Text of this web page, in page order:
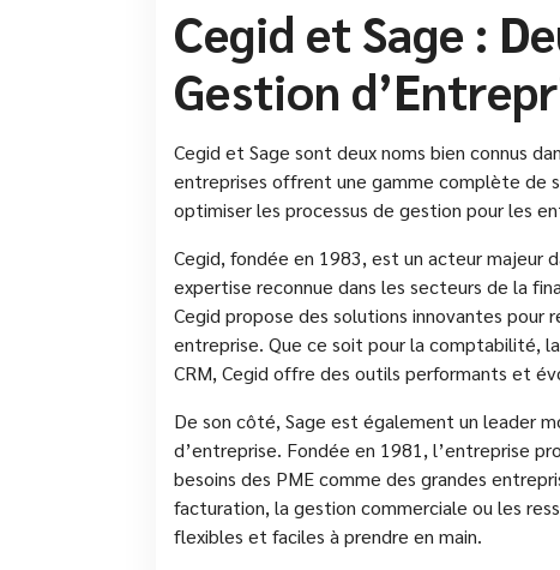
Cegid et Sage :
Gestion
Cegid et Sage sont deux noms bien connus
entreprises offrent une gamme complète de
optimiser les processus de gestion pour les
Cegid, fondée en 1983, est un acteur majeur
expertise reconnue dans les secteurs de la
Cegid propose des solutions innovantes pour
entreprise. Que ce soit pour la comptabilité,
CRM, Cegid offre des outils performants et
De son côté, Sage est également un leader
d’entreprise. Fondée en 1981, l’entreprise
besoins des PME comme des grandes
facturation, la gestion commerciale ou les
flexibles et faciles à prendre en main.